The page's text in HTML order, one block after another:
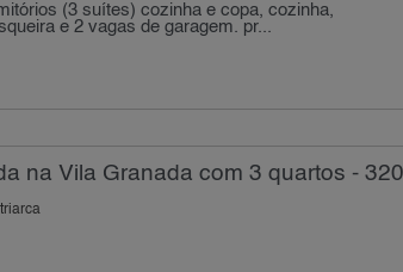
(3 suítes) cozinha e copa, cozinha,
e 2 vagas de garagem. pr...
na Vila Granada com 3 quartos - 320